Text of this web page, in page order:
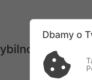
Dbamy o